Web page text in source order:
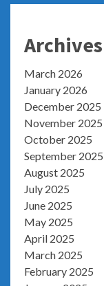
Archives
March 2026
January 2026
December 2025
November 2025
October 2025
September 2025
August 2025
July 2025
June 2025
May 2025
April 2025
March 2025
February 2025